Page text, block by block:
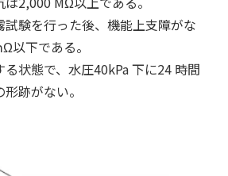
験を行った後、機能上支障がな
以下である。
状態で、水圧40kPa 下に24 時間
跡がない。